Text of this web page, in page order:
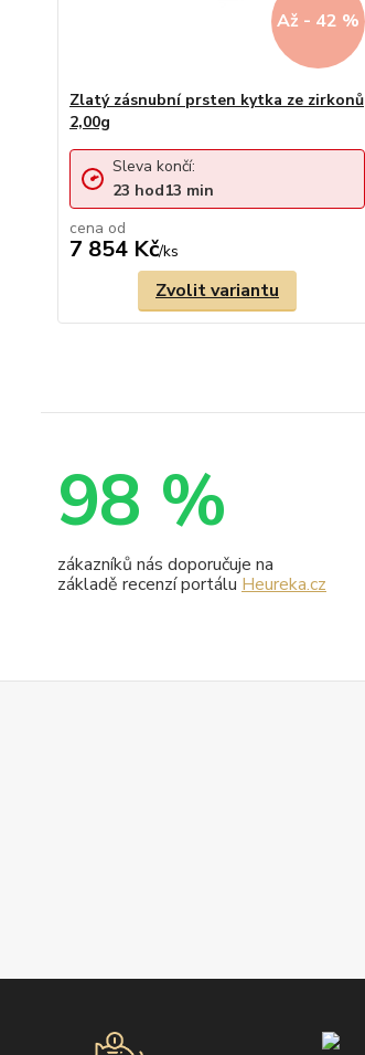
Až - 42 %
Zlatý zásnubní prsten kytka ze zirkonů
2,00g
cena od
7 854 Kč/ks
Sleva končí:
23 hod13 min
Zvolit variantu
98 %
zákazníků nás doporučuje na
základě recenzí portálu Heureka.cz